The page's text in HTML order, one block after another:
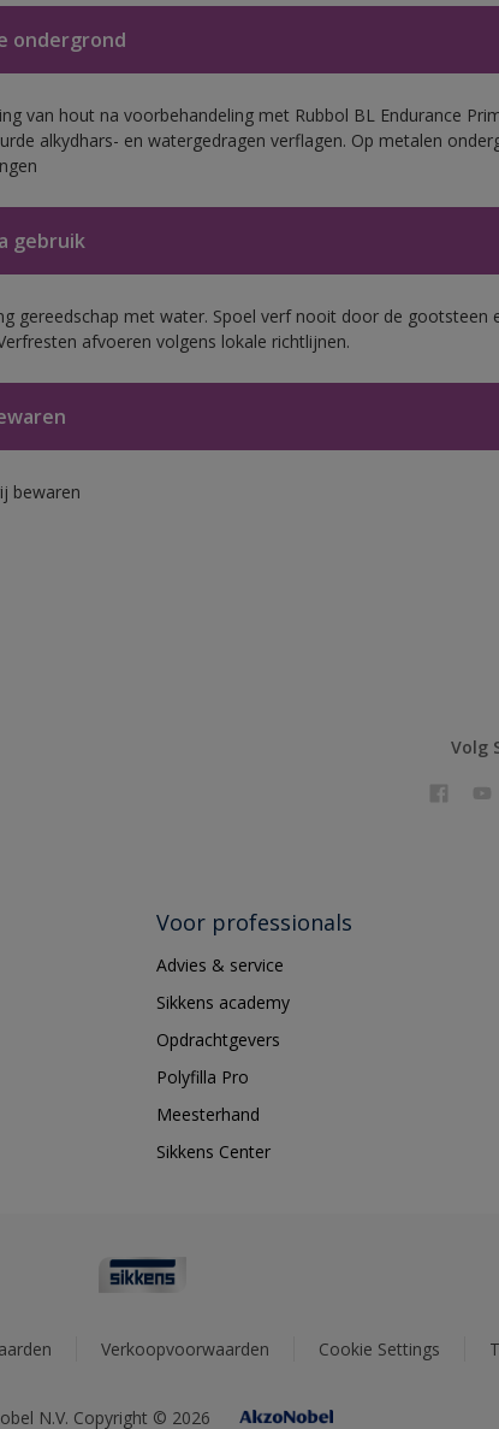
ondergrond
van hout na voorbehandeling met Rubbol BL Endurance
alkydhars- en watergedragen verflagen. Op metalen
gebruik
gereedschap met water. Spoel verf nooit door de gootsteen
afvoeren volgens lokale richtlijnen.
bewaren
Volg
Voor professionals
Advies & service
Sikkens academy
Opdrachtgevers
Polyfilla Pro
Meesterhand
Sikkens Center
Verkoopvoorwaarden Cookie Settings
N.V. Copyright © 2026